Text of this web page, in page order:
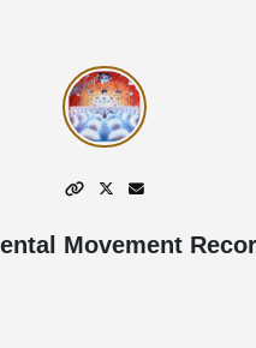
Movement